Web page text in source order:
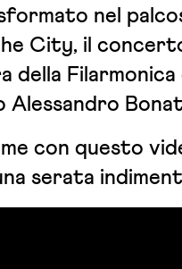
nel
City, il
della Filarmonica
con questo
serata